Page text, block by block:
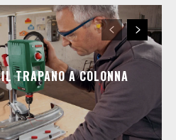
TRAPANO A COLONNA